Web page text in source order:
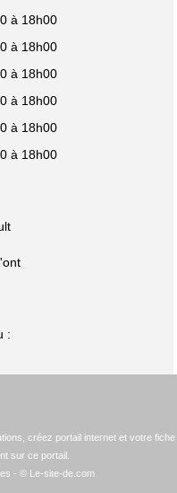
à 18h00
à 18h00
à 18h00
à 18h00
à 18h00
à 18h00
:
créez portail internet et votre fiche
sur ce portail.
- © Le-site-de.com